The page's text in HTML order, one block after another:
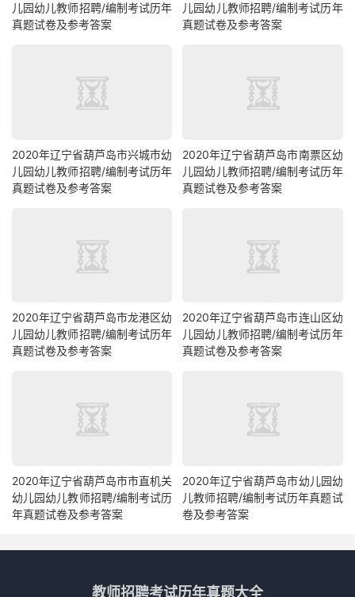
儿园幼儿教师招聘/编制考试历年
真题试卷及参考答案
儿园幼儿教师招聘/编制考试历年
真题试卷及参考答案
2020年辽宁省葫芦岛市兴城市幼
儿园幼儿教师招聘/编制考试历年
真题试卷及参考答案
2020年辽宁省葫芦岛市南票区幼
儿园幼儿教师招聘/编制考试历年
真题试卷及参考答案
2020年辽宁省葫芦岛市龙港区幼
儿园幼儿教师招聘/编制考试历年
真题试卷及参考答案
2020年辽宁省葫芦岛市连山区幼
儿园幼儿教师招聘/编制考试历年
真题试卷及参考答案
2020年辽宁省葫芦岛市市直机关
幼儿园幼儿教师招聘/编制考试历
年真题试卷及参考答案
2020年辽宁省葫芦岛市幼儿园幼
儿教师招聘/编制考试历年真题试
卷及参考答案
教师招聘考试历年真题大全